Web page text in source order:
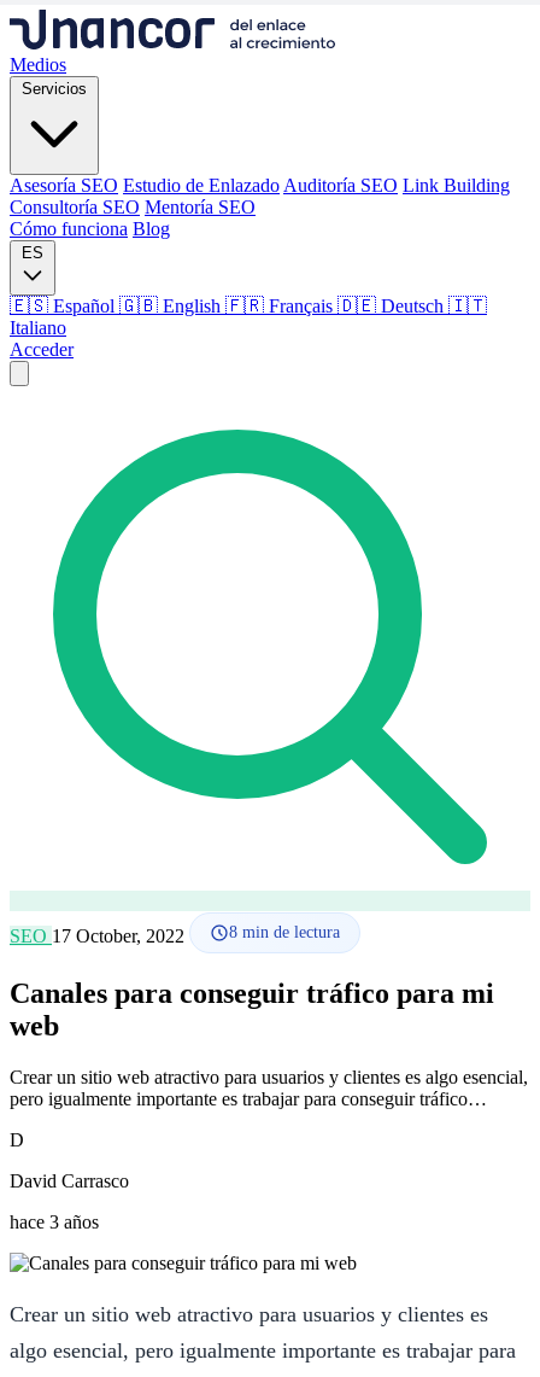
Medios
Servicios
Asesoría SEO Estudio de Enlazado Auditoría SEO Link Building
Consultoría SEO Mentoría SEO
Cómo funciona Blog
ES
🇪🇸 Español 🇬🇧 English 🇫🇷 Français 🇩🇪 Deutsch 🇮🇹
Italiano
Acceder
Asesoría SEO Estudio de Enlazado Auditoría SEO
Consultoría SEO
Cómo funciona
Idioma
🇪🇸 ES
🇬🇧 EN
Acceder
SEO 17 October, 2022 8 min de lectura
Canales para conseguir tráfico para mi
web
Crear un sitio web atractivo para usuarios y clientes es algo esencial,
pero igualmente importante es trabajar para conseguir tráfico…
D
David Carrasco
hace 3 años
Crear un sitio web atractivo para usuarios y clientes es
algo esencial, pero igualmente importante es trabajar para